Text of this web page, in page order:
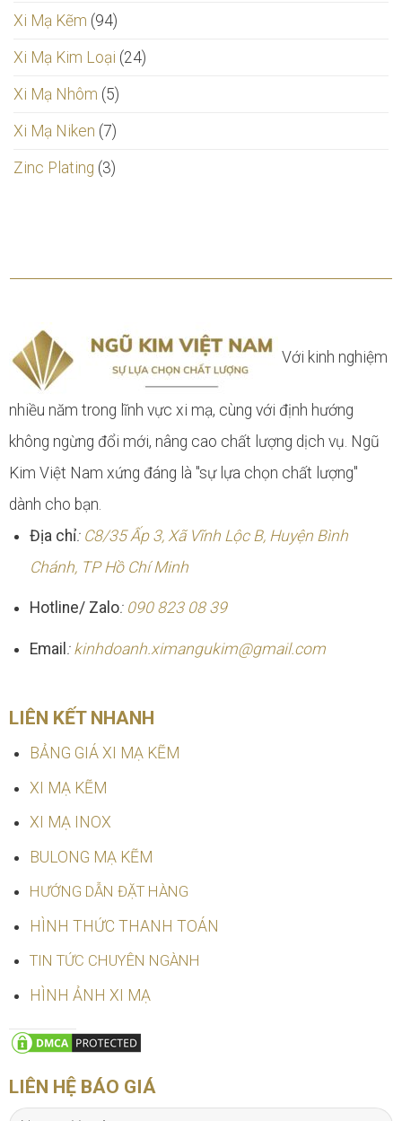
Xi Mạ Kẽm (94)
Xi Mạ Kim Loại (24)
Xi Mạ Nhôm (5)
Xi Mạ Niken (7)
Zinc Plating (3)
Với kinh nghiệm
nhiều năm trong lĩnh vực xi mạ, cùng với định hướng
không ngừng đổi mới, nâng cao chất lượng dịch vụ. Ngũ
Kim Việt Nam xứng đáng là "sự lựa chọn chất lượng"
dành cho bạn.
Địa chỉ: C8/35 Ấp 3, Xã Vĩnh Lộc B, Huyện Bình
Chánh, TP Hồ Chí Minh
Hotline/ Zalo: 090 823 08 39
Email : kinhdoanh.ximangukim@gmail.com
LIÊN KẾT NHANH
BẢNG GIÁ XI MẠ KẼM
XI MẠ KẼM
XI MẠ INOX
BULONG MẠ KẼM
HƯỚNG DẪN ĐẶT HÀNG
HÌNH THỨC THANH TOÁN
TIN TỨC CHUYÊN NGÀNH
HÌNH ẢNH XI MẠ
LIÊN HỆ BÁO GIÁ